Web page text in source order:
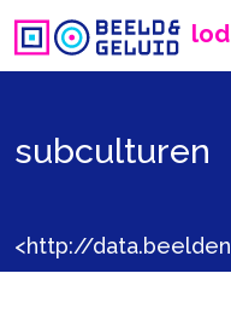
lod
subculturen